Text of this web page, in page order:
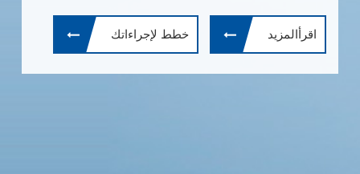
اقرأالمزيد خطط لإجراءاتك